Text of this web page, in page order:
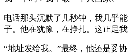
电话那头沉默了几秒钟，我几乎
子。他在犹豫，在挣扎。这正是我
“地址发给我。”最终，他还是妥协